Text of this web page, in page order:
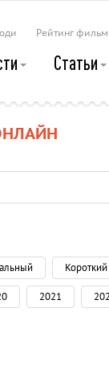
Рейтинг
Статьи
2021